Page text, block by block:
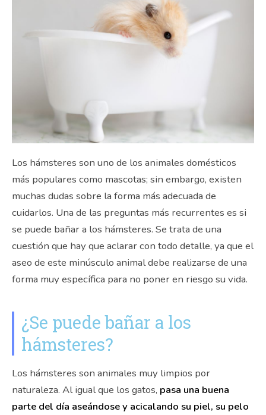
Los hámsteres son uno de los animales domésticos
más populares como mascotas; sin embargo, existen
muchas dudas sobre la forma más adecuada de
cuidarlos. Una de las preguntas más recurrentes es si
se puede bañar a los hámsteres. Se trata de una
cuestión que hay que aclarar con todo detalle, ya que el
aseo de este minúsculo animal debe realizarse de una
forma muy específica para no poner en riesgo su vida.
¿Se puede bañar a los
hámsteres?
Los hámsteres son animales muy limpios por
naturaleza. Al igual que los gatos, pasa una buena
parte del día aseándose y acicalando su piel, su pelo